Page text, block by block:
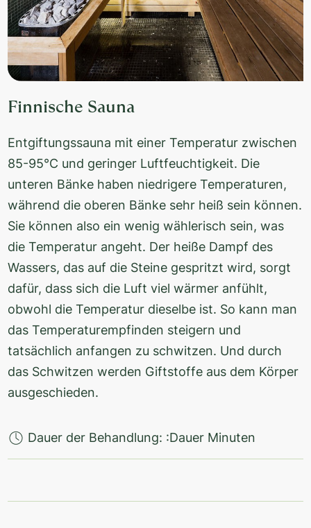
Finnische Sauna
Entgiftungssauna mit einer Temperatur zwischen
85-95°C und geringer Luftfeuchtigkeit. Die
unteren Bänke haben niedrigere Temperaturen,
während die oberen Bänke sehr heiß sein können.
Sie können also ein wenig wählerisch sein, was
die Temperatur angeht. Der heiße Dampf des
Wassers, das auf die Steine gespritzt wird, sorgt
dafür, dass sich die Luft viel wärmer anfühlt,
obwohl die Temperatur dieselbe ist. So kann man
das Temperaturempfinden steigern und
tatsächlich anfangen zu schwitzen. Und durch
das Schwitzen werden Giftstoffe aus dem Körper
ausgeschieden.
Dauer der Behandlung: :Dauer Minuten